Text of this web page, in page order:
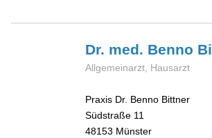
Dr. med. Benno
Allgemeinarzt, Hausarzt
Praxis Dr. Benno Bittner
Südstraße 11
48153 Münster